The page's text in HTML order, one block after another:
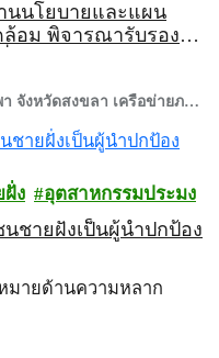
นนโยบายและแผน
อม พิจารณารับรอง
คุ้มครองความหลาก
นอกเขตพื้นที่คุ้มครอง
จังหวัดสงขลา เครือข่ายภาค
ง อุตสาหกรรมประมง
ชายฝั่งเป็นผู้นำปกป้อง
มายด้านความหลาก